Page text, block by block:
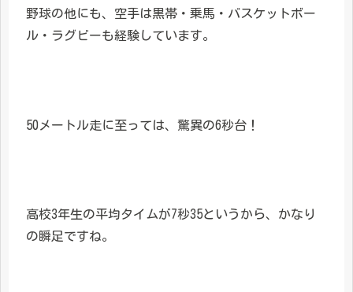
野球の他にも、空手は黒帯・乗馬・バスケットボー
ル・ラグビーも経験しています。
50メートル走に至っては、驚異の6秒台！
高校3年生の平均タイムが7秒35というから、かなり
の瞬足ですね。